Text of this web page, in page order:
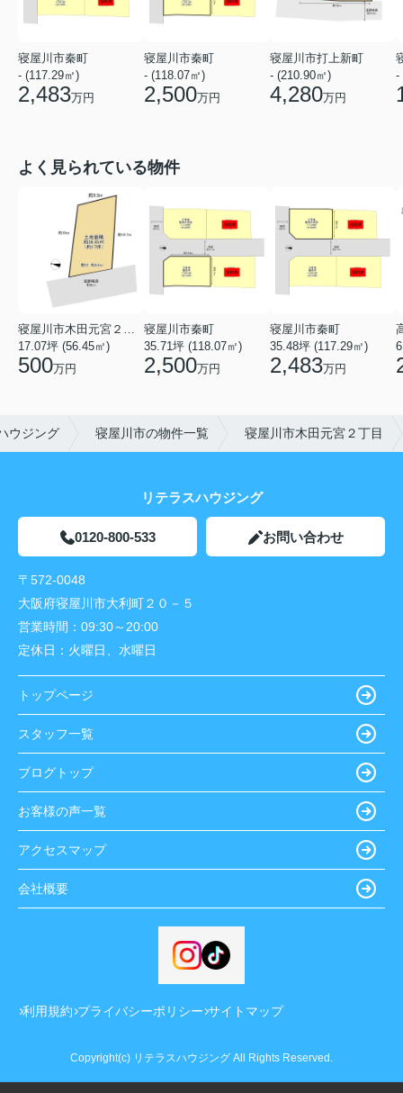
寝屋川市秦町
- (117.29㎡)
2,483万円
寝屋川市秦町
- (118.07㎡)
2,500万円
寝屋川市打上新町
- (210.90㎡)
4,280万円
-
よく見られている物件
寝屋川市木田元宮２丁目
17.07坪 (56.45㎡)
500万円
寝屋川市秦町
35.71坪 (118.07㎡)
2,500万円
寝屋川市秦町
35.48坪 (117.29㎡)
2,483万円
ウジング 寝屋川市の物件一覧 寝屋川市木田元宮２丁目
リテラスハウジング
0120-800-533 お問い合わせ
〒572-0048
大阪府寝屋川市大利町２０－５
営業時間： 09:30～20:00
定休日： 火曜日、水曜日
トップページ
スタッフ一覧
ブログトップ
お客様の声一覧
アクセスマップ
会社概要
利用規約 プライバシーポリシー サイトマップ
Copyright(c) リテラスハウジング All Rights Reserved.